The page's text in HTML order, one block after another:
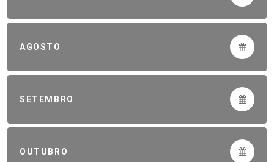
AGOSTO
SETEMBRO
OUTUBRO